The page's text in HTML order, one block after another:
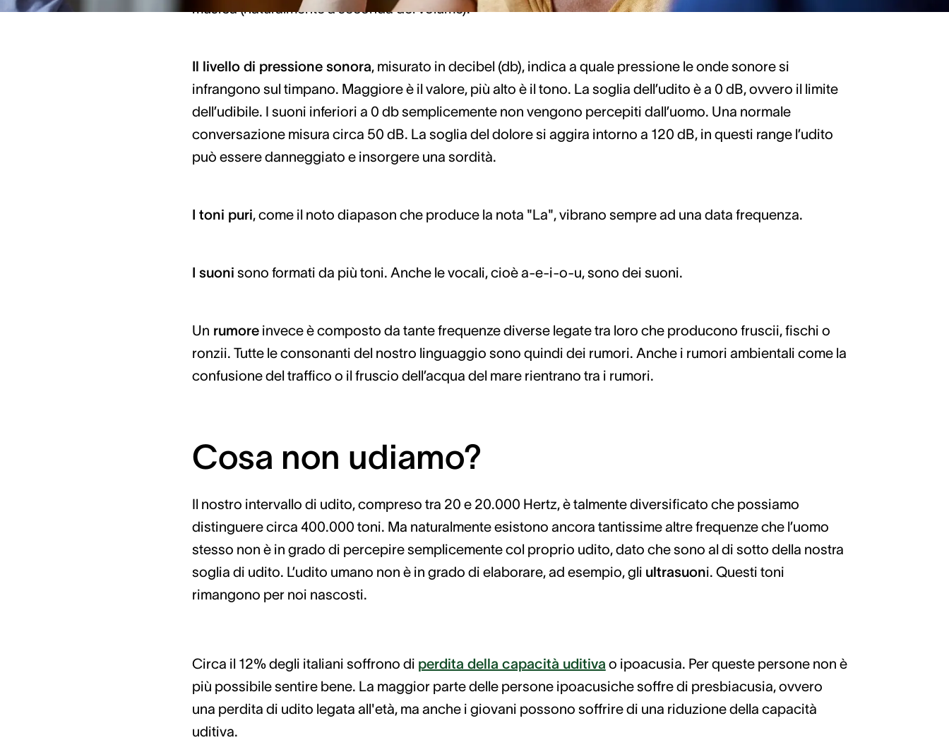
musica (naturalmente a seconda del volume).
Il livello di pressione sonora, misurato in decibel (db), indica a quale pressione le onde sonore si
infrangono sul timpano. Maggiore è il valore, più alto è il tono. La soglia dell’udito è a 0 dB, ovvero il limite
dell’udibile. I suoni inferiori a 0 db semplicemente non vengono percepiti dall’uomo. Una normale
conversazione misura circa 50 dB. La soglia del dolore si aggira intorno a 120 dB, in questi range l’udito
può essere danneggiato e insorgere una sordità.
I toni puri, come il noto diapason che produce la nota "La", vibrano sempre ad una data frequenza.
I suoni sono formati da più toni. Anche le vocali, cioè a-e-i-o-u, sono dei suoni.
Un rumoreinvece è composto da tante frequenze diverse legate tra loro che producono fruscii, fischi o
ronzii. Tutte le consonanti del nostro linguaggio sono quindi dei rumori. Anche i rumori ambientali come la
confusione del traffico o il fruscio dell’acqua del mare rientrano tra i rumori.
Cosa non udiamo?
Il nostro intervallo di udito, compreso tra 20 e 20.000 Hertz, è talmente diversificato che possiamo
distinguere circa 400.000 toni. Ma naturalmente esistono ancora tantissime altre frequenze che l’uomo
stesso non è in grado di percepire semplicemente col proprio udito, dato che sono al di sotto della nostra
soglia di udito. L’udito umano non è in grado di elaborare, ad esempio, gli ultrasuoni. Questi toni
rimangono per noi nascosti.
Circa il 12% degli italiani soffrono di perdita della capacità uditiva o ipoacusia. Per queste persone non è
più possibile sentire bene. La maggior parte delle persone ipoacusiche soffre di presbiacusia, ovvero
una perdita di udito legata all'età, ma anche i giovani possono soffrire di una riduzione della capacità
uditiva.